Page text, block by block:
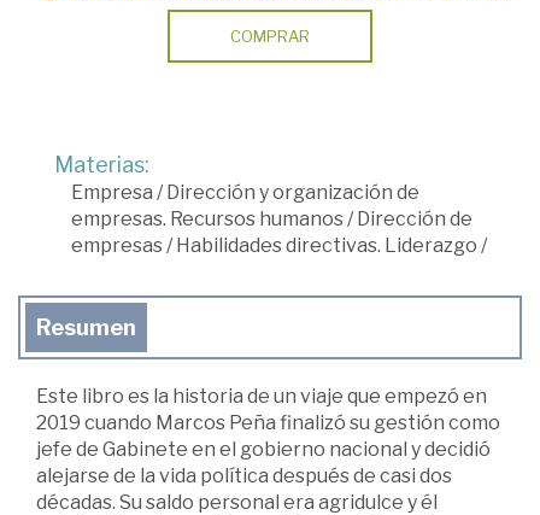
COMPRAR
Materias:
Empresa /Dirección y organización de
empresas. Recursos humanos/Dirección de
empresas/Habilidades directivas. Liderazgo /
Resumen
Este libro es la historia de un viaje que empezó en
2019 cuando Marcos Peña finalizó su gestión como
jefe de Gabinete en el gobierno nacional y decidió
alejarse de la vida política después de casi dos
décadas. Su saldo personal era agridulce y él